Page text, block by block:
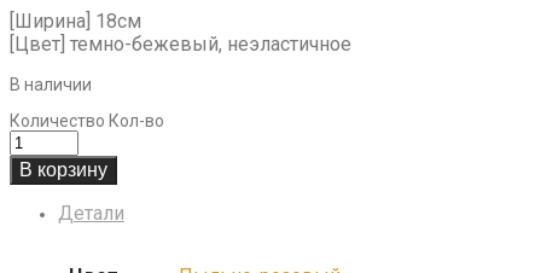
составляла
₽90,00.
₽76,50.
[Ширина] 18см
[Цвет] темно-бежевый, неэластичное
В наличии
Количество Кол-во
В корзину
Детали